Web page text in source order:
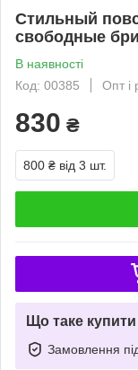
Стильный
свободные
В наявності
Код: 00385
Опт і
830 ₴
800 ₴ від 3 шт.
Що таке
Замовлення